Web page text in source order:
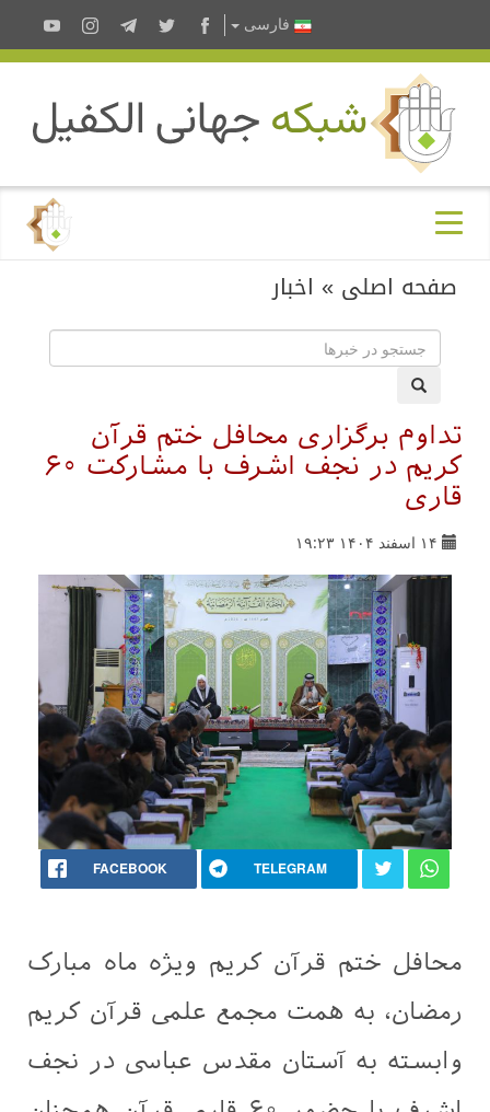
فارسى
صفحه اصلی » اخبار
تداوم برگزاری محافل ختم قرآن
کریم در نجف اشرف با مشارکت ۶۰
قاری
۱۴ اسفند ۱۴۰۴ ۱۹:۲۳
FACEBOOK TELEGRAM
محافل ختم قرآن کریم ویژه ماه مبارک
رمضان، به همت مجمع علمی قرآن کریم
وابسته به آستان مقدس عباسی در نجف